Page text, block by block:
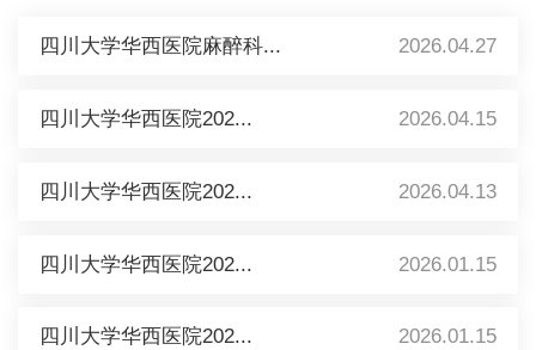
四川大学华西医院麻醉科... 2026.04.27
四川大学华西医院202... 2026.04.15
四川大学华西医院202... 2026.04.13
四川大学华西医院202... 2026.01.15
四川大学华西医院202... 2026.01.15